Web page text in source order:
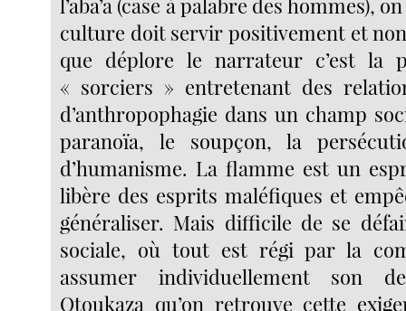
l’aba’a (case à palabre des hommes),
culture doit servir positivement et
que déplore le narrateur c’est la
« sorciers » entretenant des
d’anthropophagie dans un champ
paranoïa, le soupçon, la
d’humanisme. La flamme est un
libère des esprits maléfiques et
généraliser. Mais difficile de se
sociale, où tout est régi par la
assumer individuellement son
Otoukaza qu’on retrouve cette